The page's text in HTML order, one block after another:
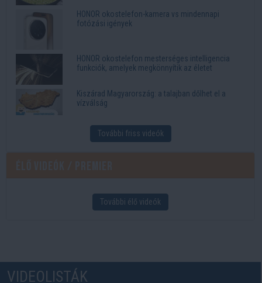
HONOR okostelefon-kamera vs mindennapi
fotózási igények
HONOR okostelefon mesterséges intelligencia
funkciók, amelyek megkönnyítik az életet
Kiszárad Magyarország: a talajban dőlhet el a
vízválság
További friss videók
További élő videók
VIDEOLISTÁK